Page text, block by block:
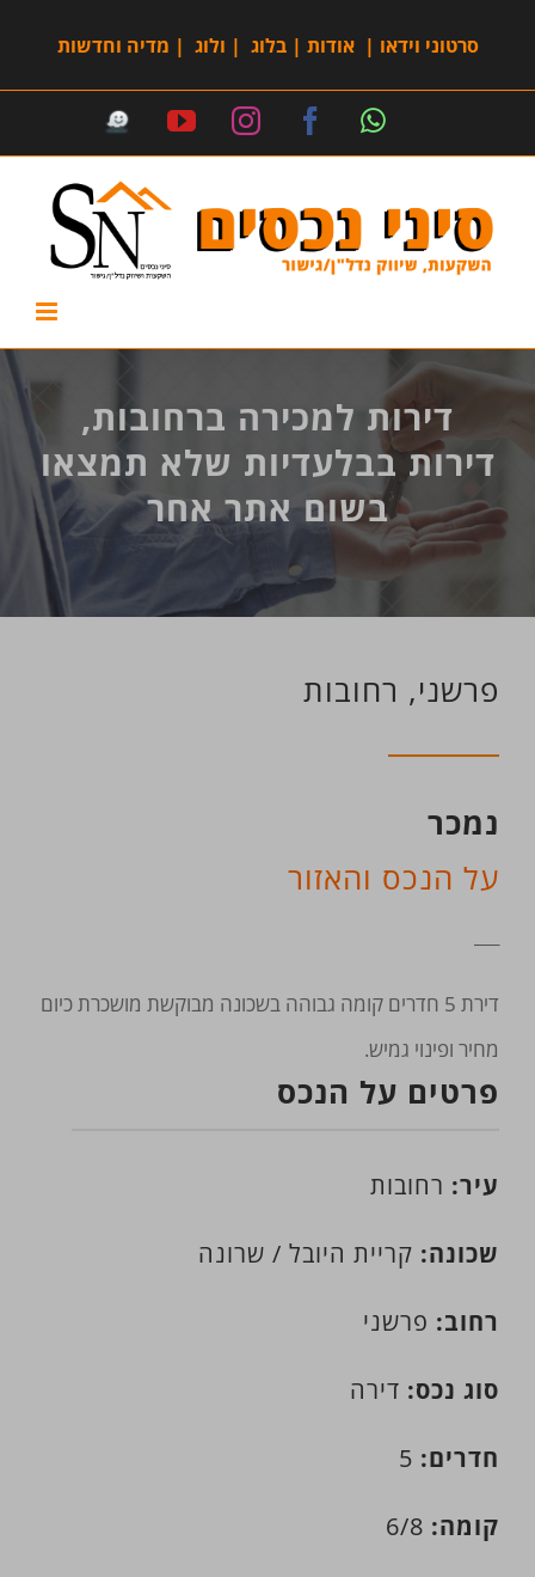
סרטוני וידאו |אודות |בלוג | ולוג | מדיה וחדשות
דירות למכירה ברחובות,
דירות בבלעדיות שלא תמצאו
בשום אתר אחר
פרשני, רחובות
נמכר
על הנכס והאזור
דירת 5 חדרים קומה גבוהה בשכונה מבוקשת מושכרת כיום
מחיר ופינוי גמיש.
פרטים על הנכס
עיר: רחובות
שכונה: קריית היובל / שרונה
רחוב: פרשני
סוג נכס: דירה
חדרים:
קומה: